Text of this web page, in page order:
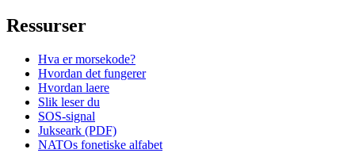
Ressurser
Hva er morsekode?
Hvordan det fungerer
Hvordan laere
Slik leser du
SOS-signal
Jukseark (PDF)
NATOs fonetiske alfabet